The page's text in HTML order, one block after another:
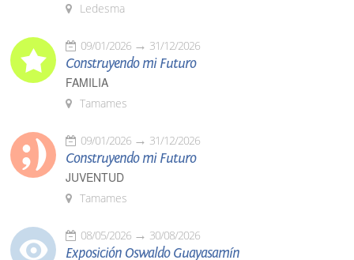
Ledesma
09/01/2026 31/12/2026
Construyendo mi Futuro
FAMILIA
Tamames
09/01/2026 31/12/2026
Construyendo mi Futuro
JUVENTUD
Tamames
08/05/2026 30/08/2026
Exposición Oswaldo Guayasamín